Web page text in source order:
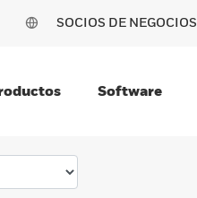
SOCIOS DE NEGOCIOS
Software